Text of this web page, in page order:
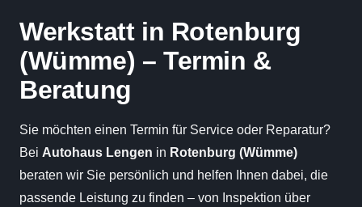
Werkstatt in Rotenburg
(Wümme) – Termin &
Beratung
Sie möchten einen Termin für Service oder Reparatur?
Bei Autohaus Lengen in Rotenburg (Wümme)
beraten wir Sie persönlich und helfen Ihnen dabei, die
passende Leistung zu finden – von Inspektion über